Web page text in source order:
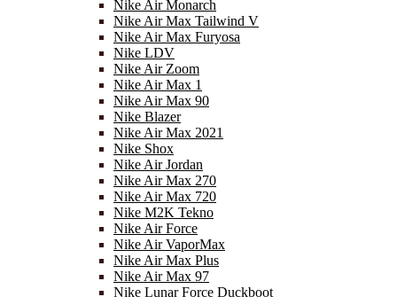
Nike Air Monarch
Nike Air Max Tailwind V
Nike Air Max Furyosa
Nike LDV
Nike Air Zoom
Nike Air Max 1
Nike Air Max 90
Nike Blazer
Nike Air Max 2021
Nike Shox
Nike Air Jordan
Nike Air Max 270
Nike Air Max 720
Nike M2K Tekno
Nike Air Force
Nike Air VaporMax
Nike Air Max Plus
Nike Air Max 97
Nike Lunar Force Duckboot